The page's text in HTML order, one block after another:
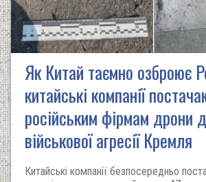
Як Китай таємно озброює
китайські компанії
російським фірмам дрони
військової агресії Кремля
Китайські компанії безпосередньо